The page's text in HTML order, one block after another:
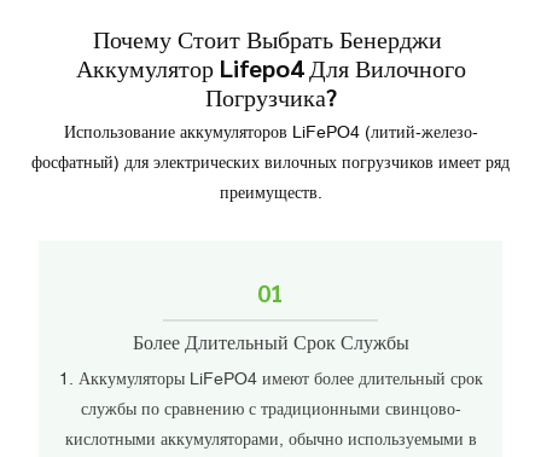
Почему Стоит Выбрать Бенерджи
Аккумулятор Lifepo4 Для Вилочного
Погрузчика?
Использование аккумуляторов LiFePO4 (литий-железо-
фосфатный) для электрических вилочных погрузчиков имеет ряд
преимуществ.
01
Более Длительный Срок Службы
1. Аккумуляторы LiFePO4 имеют более длительный срок
службы по сравнению с традиционными свинцово-
кислотными аккумуляторами, обычно используемыми в